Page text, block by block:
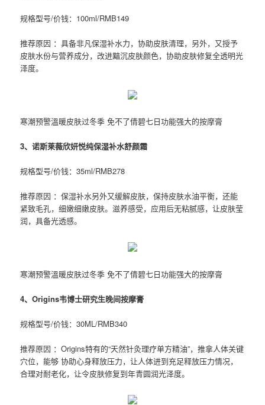
规格型号/价钱：100ml/RMB149
推荐原因 ：具备非凡保湿补水力，协助皮肤清理，另外，又授予
皮肤水份与营养成分，改进黯沉皮肤颜色，协助皮肤修复全透明光
泽度。
寒潮预警溫暖皮肤过冬季 免不了倩碧七日功能强大的按摩膏
3、诺斯莱薇欣妍悦纯保湿补水舒颜霜
规格型号/价钱：35ml/RMB278
推荐原因 ：保湿补水另外又缓解皮肤，保持皮肤水油平衡，还能
紧致毛孔，细嫩细嫩皮肤。滋养感受，应用后无粘腻感，让皮肤莹
润，具备光透感。
寒潮预警溫暖皮肤过冬季 免不了倩碧七日功能强大的按摩膏
4、Origins韦博士研究生晚间按摩膏
规格型号/价钱：30ML/RMB340
推荐原因 ：Origins特有的“天然针灸理疗单方精油”，推拿人体关键
穴位，能够 协助心身释放压力，让人体进到充足释放压力情况，
合理对耐老化，让令皮肤修复到年青圆润光泽度。